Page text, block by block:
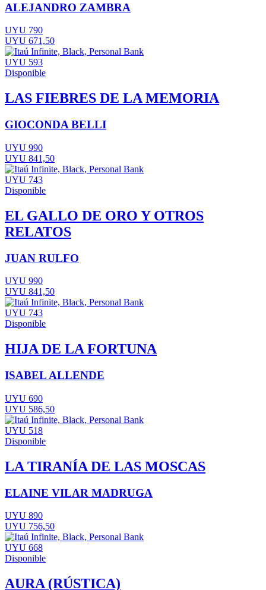
ALEJANDRO ZAMBRA
UYU 790
UYU 671,50
UYU 593
Disponible
LAS FIEBRES DE LA MEMORIA
GIOCONDA BELLI
UYU 990
UYU 841,50
UYU 743
Disponible
EL GALLO DE ORO Y OTROS
RELATOS
JUAN RULFO
UYU 990
UYU 841,50
UYU 743
Disponible
HIJA DE LA FORTUNA
ISABEL ALLENDE
UYU 690
UYU 586,50
UYU 518
Disponible
LA TIRANÍA DE LAS MOSCAS
ELAINE VILAR MADRUGA
UYU 890
UYU 756,50
UYU 668
Disponible
AURA (RÚSTICA)